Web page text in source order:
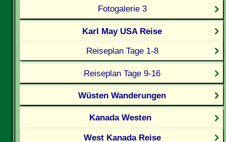
Fotogalerie 3
Karl May USA Reise
Reiseplan Tage 1-8
Reiseplan Tage 9-16
Wüsten Wanderungen
Kanada Westen
West Kanada Reise